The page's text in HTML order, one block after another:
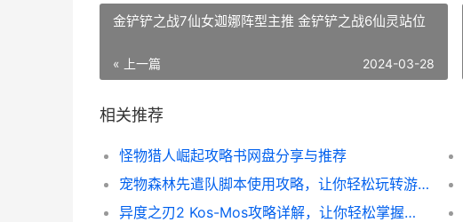
金铲铲之战7仙女迦娜阵型主推 金铲铲之战6仙灵站位
« 上一篇 2024-03-28
相关推荐
怪物猎人崛起攻略书网盘分享与推荐
宠物森林先遣队脚本使用攻略，让你轻松玩转游戏！
异度之刃2 Kos-Mos攻略详解，让你轻松掌握战斗技巧